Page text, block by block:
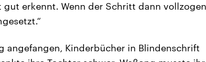
erkennt. Wenn der Schritt dann
angefangen, Kinderbücher in Blindenschrift